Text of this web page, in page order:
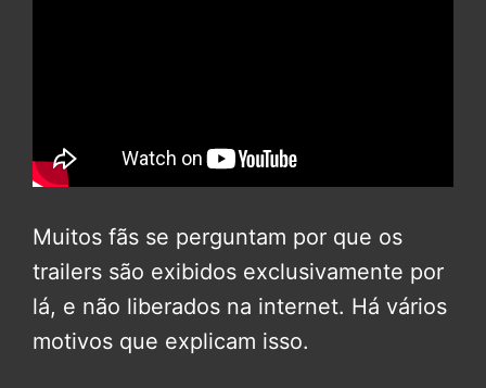
Muitos fãs se perguntam por que os
trailers são exibidos exclusivamente por
lá, e não liberados na internet. Há vários
motivos que explicam isso.